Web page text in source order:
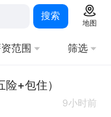
搜索
地图
范围 筛选
+包住）
9小时前